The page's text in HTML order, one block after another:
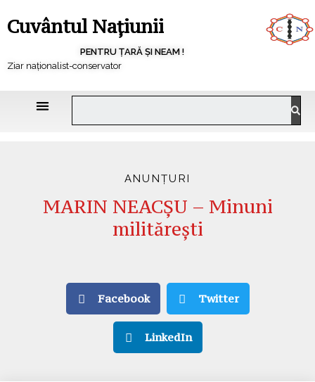
Cuvântul Națiunii
PENTRU ȚARĂ ȘI NEAM !
Ziar naționalist-conservator
ANUNȚURI
MARIN NEACȘU – Minuni
militărești
Facebook Twitter
LinkedIn